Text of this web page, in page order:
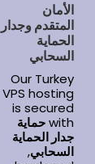
الأمان
المتقدم وجدار
الحماية
السحابي
Our Turkey
VPS hosting
is secured
withحماية
جدار الحماية
السحابي,